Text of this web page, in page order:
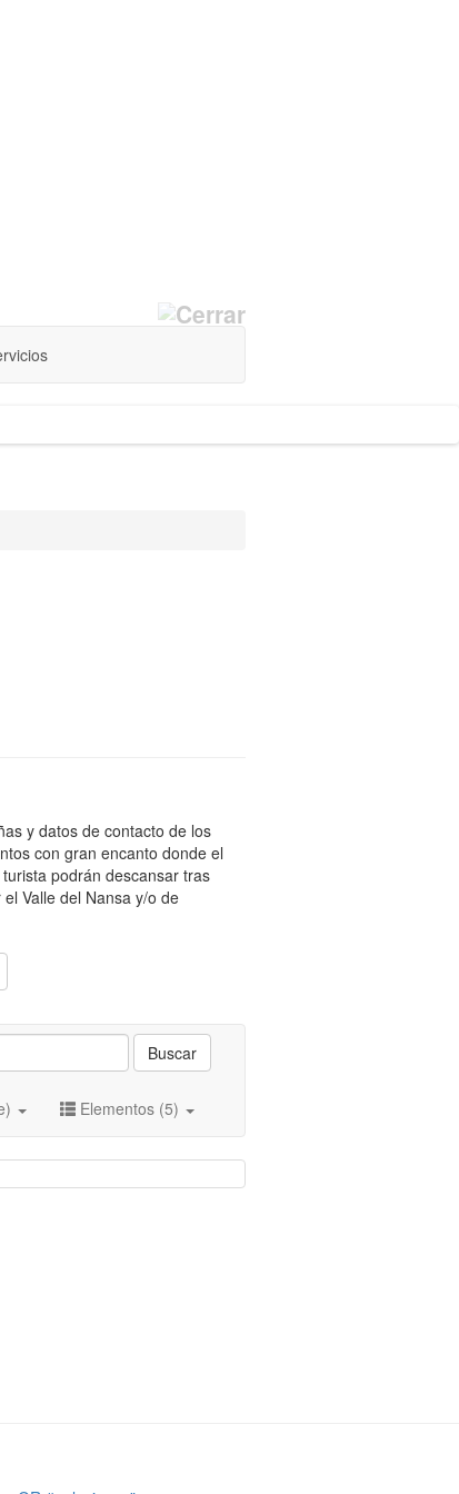
y datos de contacto de los
con gran encanto donde el
podrán descansar tras
Valle del Nansa y/o de
Buscar
Elementos (5)